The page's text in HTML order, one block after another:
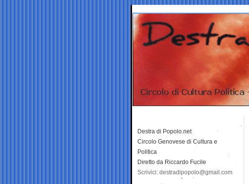
Destra di Popolo.net
Circolo Genovese di Cultura e
Politica
Diretto da Riccardo Fucile
Scrivici: destradipopolo@gmail.com